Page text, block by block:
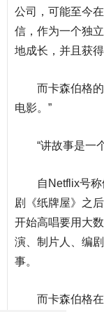
公司，可能至今
信，作为一个独
地成长，并且获
而卡森伯格
电影。”
“讲故事是一
自Netflix号
剧《纸牌屋》之
开始高唱要用大
演、制片人、编
事。
而卡森伯格